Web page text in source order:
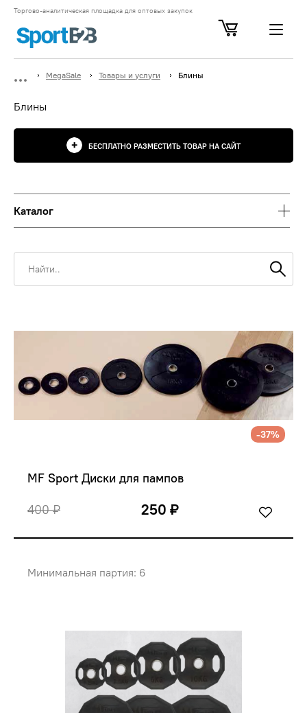
Торгово-аналитическая площадка для оптовых закупок
MegaSale Товары и услуги Блины
Блины
БЕСПЛАТНО РАЗМЕСТИТЬ ТОВАР НА САЙТ
Каталог
-37%
MF Sport Диски для пампов
400 ₽
250 ₽
Минимальная партия: 6